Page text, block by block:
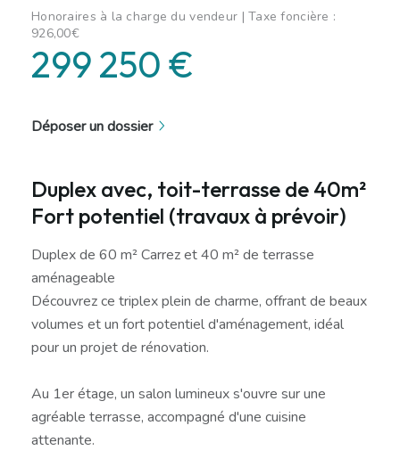
Honoraires à la charge du vendeur | Taxe foncière :
926,00€
299 250 €
Déposer un dossier
Duplex avec, toit-terrasse de 40m²
Fort potentiel (travaux à prévoir)
Duplex de 60 m² Carrez et 40 m² de terrasse
aménageable
Découvrez ce triplex plein de charme, offrant de beaux
volumes et un fort potentiel d'aménagement, idéal
pour un projet de rénovation.
Au 1er étage, un salon lumineux s'ouvre sur une
agréable terrasse, accompagné d'une cuisine
attenante.